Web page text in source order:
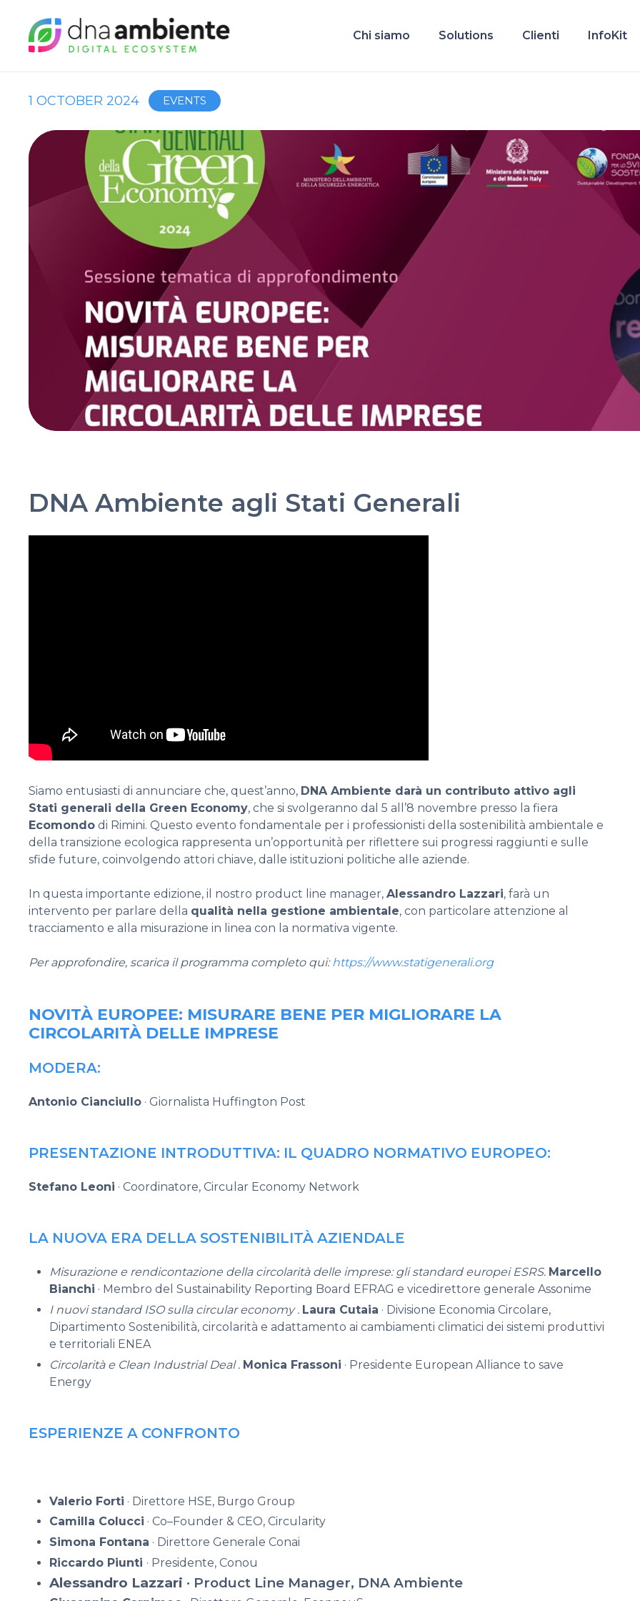
Chi siamo Solutions Clienti InfoKit
1 OCTOBER 2024 EVENTS
DNA Ambiente agli Stati Generali
Siamo entusiasti di annunciare che, quest’anno, DNA Ambiente darà un contributo attivo agli
Stati generali della Green Economy, che si svolgeranno dal 5 all’8 novembre presso la fiera
Ecomondo di Rimini. Questo evento fondamentale per i professionisti della sostenibilità ambientale e
della transizione ecologica rappresenta un’opportunità per riflettere sui progressi raggiunti e sulle
sfide future, coinvolgendo attori chiave, dalle istituzioni politiche alle aziende.
In questa importante edizione, il nostro product line manager, Alessandro Lazzari, farà un
intervento per parlare della qualità nella gestione ambientale, con particolare attenzione al
tracciamento e alla misurazione in linea con la normativa vigente.
Per approfondire, scarica il programma completo qui:https://www.statigenerali.org
NOVITÀ EUROPEE: MISURARE BENE PER MIGLIORARE LA
CIRCOLARITÀ DELLE IMPRESE
MODERA:
Antonio Cianciullo · Giornalista Huffington Post
PRESENTAZIONE INTRODUTTIVA: IL QUADRO NORMATIVO EUROPEO:
Stefano Leoni · Coordinatore, Circular Economy Network
LA NUOVA ERA DELLA SOSTENIBILITÀ AZIENDALE
Misurazione e rendicontazione della circolarità delle imprese: gli standard europei ESRS. Marcello
Bianchi · Membro del Sustainability Reporting Board EFRAG e vicedirettore generale Assonime
I nuovi standard ISO sulla circular economy . Laura Cutaia · Divisione Economia Circolare,
Dipartimento Sostenibilità, circolarità e adattamento ai cambiamenti climatici dei sistemi produttivi
e territoriali ENEA
Circolarità e Clean Industrial Deal . Monica Frassoni · Presidente European Alliance to save
Energy
ESPERIENZE A CONFRONTO
Valerio Forti · Direttore HSE, Burgo Group
Camilla Colucci · Co–Founder & CEO, Circularity
Simona Fontana · Direttore Generale Conai
Riccardo Piunti · Presidente, Conou
Alessandro Lazzari · Product Line Manager, DNA Ambiente